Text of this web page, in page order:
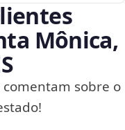
Mônica,
sobre o